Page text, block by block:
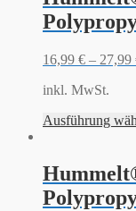
16,99 € – 27,99
inkl. MwSt.
Ausführung